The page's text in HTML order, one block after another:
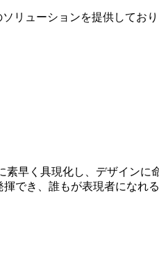
リューションを提供しており
早く具現化し、デザイン
でき、誰もが表現者になれる